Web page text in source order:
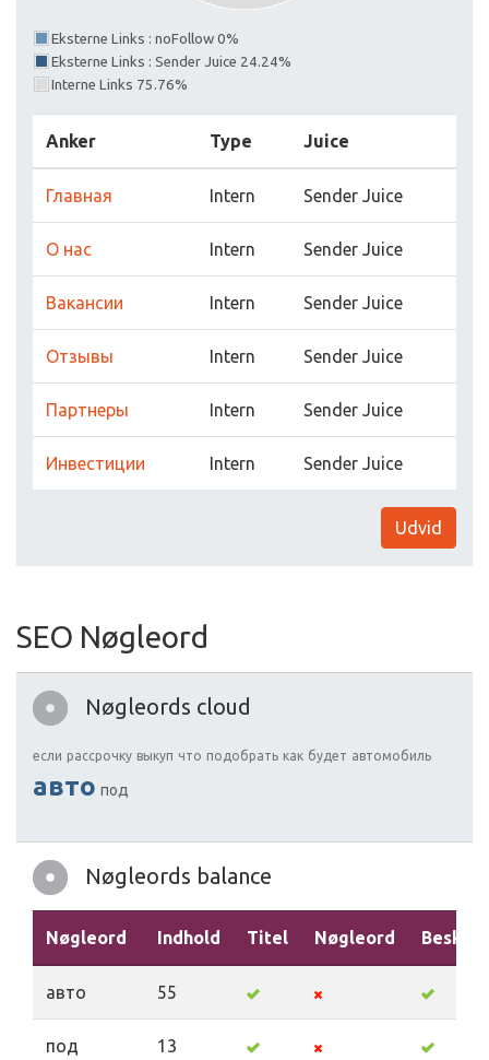
Eksterne Links : noFollow 0%
Eksterne Links : Sender Juice 24.24%
Interne Links 75.76%
Anker Type Juice
Главная Intern Sender Juice
О нас Intern Sender Juice
Вакансии Intern Sender Juice
Отзывы Intern Sender Juice
Партнеры Intern Sender Juice
Инвестиции Intern Sender Juice
Udvid
SEO Nøgleord
Nøgleords cloud
если рассрочку выкуп что подобрать как будет автомобиль
авто под
Nøgleords balance
Nøgleord Indhold Titel Nøgleord
авто 55
под 13